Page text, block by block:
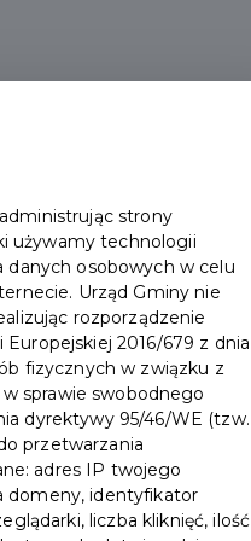
strony
używamy technologii
danych osobowych w celu
Urząd Gminy nie
rozporządzenie
2016/679 z
fizycznych w związku z
sprawie swobodnego
dyrektywy 95/46/WE (tzw.
przetwarzania
adres IP twojego
domeny, identyfikator
liczba kliknięć, ilość